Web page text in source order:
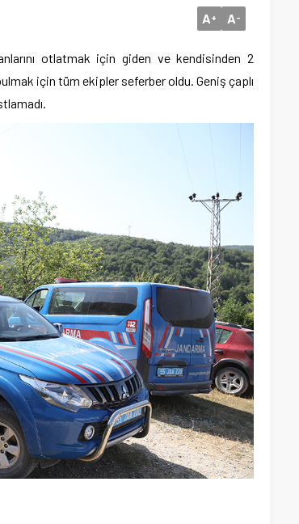
A+ A-
otlatmak için giden ve kendisinden 2
için tüm ekipler seferber oldu. Geniş çaplı